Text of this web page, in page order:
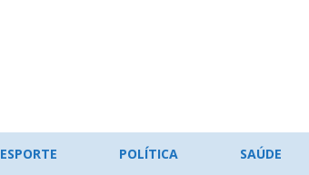
ESPORTE POLÍTICA SAÚDE